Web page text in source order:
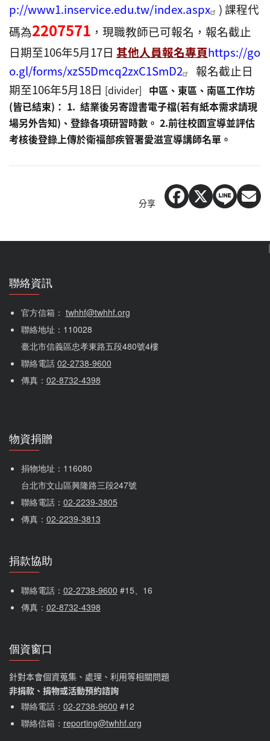
p://www1.inservice.edu.tw/index.aspx )課程代
碼為2207571 ，現職教師已可報名，報名截止
日期至106年5月17日 其他人員報名專頁https://go
o.gl/forms/xzS5Dmcq2zxC1SmD2
報名截止日
期至106年5月18日 [divider] 中區、東區、南區工作坊
(皆已結束)： 1. 結業後另寄證書電子檔(若有紙本需求請現
場另外告知)、登錄各項研習時數。 2.前往校園宣導並評估
考核後登錄上傳於衛福部疾管署愛滋宣導講師名單。
分享
聯絡資訊
官方信箱： twhhf@twhhf.org
聯絡地址：110028
臺北市信義區忠孝東路五段480號4樓
聯絡電話 02-2738-9600
傳真： 02-8732-4398
物資捐贈
捐物地址：116080
台北市文山區興隆路三段247號
聯絡電話： 02-2239-3805
傳真： 02-2239-3813
捐款協助
聯絡電話： 02-2738-9600 #15、16
傳真： 02-8732-4398
個資窗口
針對本會個資蒐集、處理、利用等相關問題
非捐款、捐物或活動預約諮詢
聯絡電話： 02-2738-9600 #12
聯絡信箱： reporting@twhhf.org